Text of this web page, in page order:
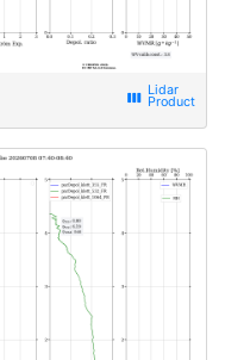
view_week